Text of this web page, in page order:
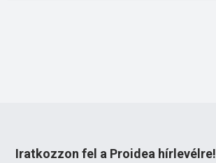
Iratkozzon fel a Proidea hírlevélre!